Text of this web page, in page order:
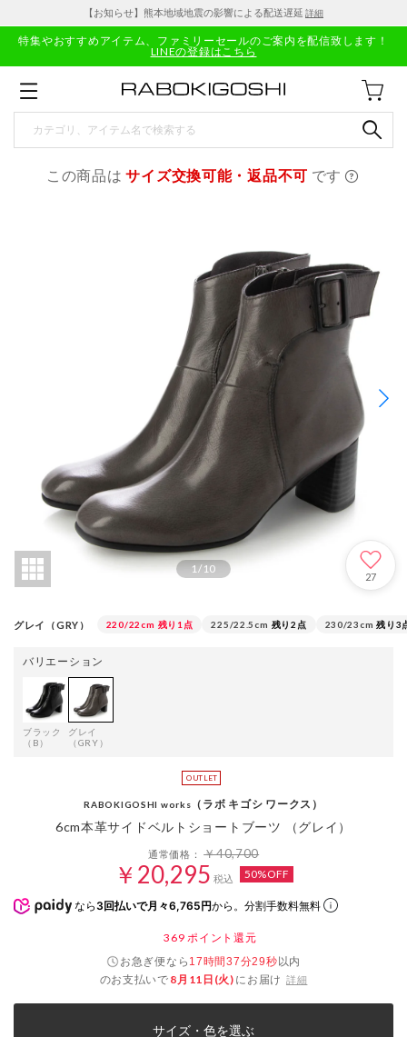
【お知らせ】熊本地域地震の影響による配送遅延 詳細
特集やおすすめアイテム、ファミリーセールのご案内を配信致します！
LINEの登録はこちら
この商品はサイズ交換可能・返品不可 です
1/10
27
グレイ（GRY） 220/22cm 残り1点 225/22.5cm 残り2点 230/23cm 残り3
バリエーション
ブラック
（B）
グレイ
（GRY）
RABOKIGOSHI works （ラボ キゴシ ワークス）
6cm本革サイドベルトショートブーツ （グレイ）
通常価格：￥40,700
￥20,295 税込 50%OFF
なら 3回払いで月々6,765円から。分割手数料無料
369 ポイント還元
お急ぎ便なら 17時間37分29秒以内
のお支払いで 8月11日(火) にお届け 詳細
サイズ・色を選ぶ